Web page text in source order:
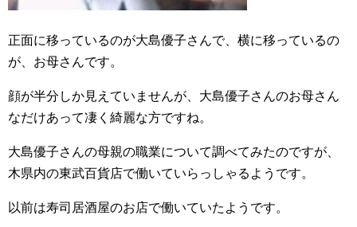
正面に移っているのが大島優子さんで、横に移っているの
が、お母さんです。
顔が半分しか見えていませんが、大島優子さんのお母さん
なだけあって凄く綺麗な方ですね。
大島優子さんの母親の職業について調べてみたのですが、
木県内の東武百貨店で働いていらっしゃるようです。
以前は寿司居酒屋のお店で働いていたようです。